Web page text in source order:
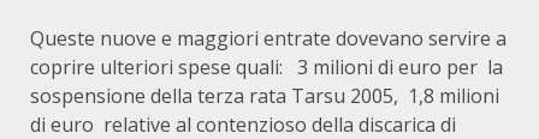
Queste nuove e maggiori entrate dovevano servire a
coprire ulteriori spese quali: 3 milioni di euro per la
sospensione della terza rata Tarsu 2005, 1,8 milioni
di euro relative al contenzioso della discarica di